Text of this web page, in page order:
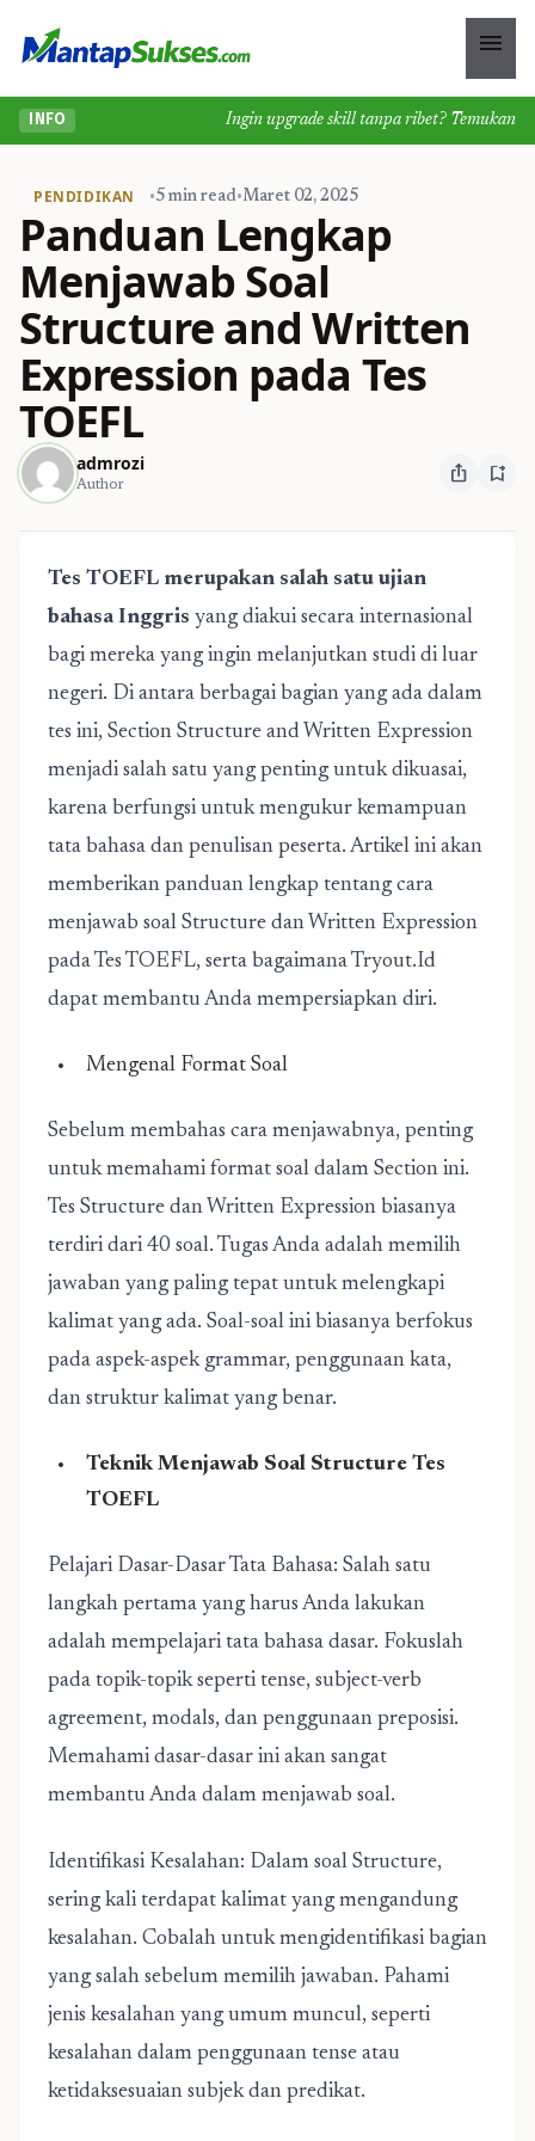
menu
INFO Ingin upgrade skill tanpa ribet? Temukan
PENDIDIKAN •5 min read•Maret 02, 2025
Panduan Lengkap
Menjawab Soal
Structure and Written
Expression pada Tes
TOEFL
admrozi
Author ios_share bookmark_add
Tes TOEFL merupakan salah satu ujian
bahasa Inggris yang diakui secara internasional
bagi mereka yang ingin melanjutkan studi di luar
negeri. Di antara berbagai bagian yang ada dalam
tes ini, Section Structure and Written Expression
menjadi salah satu yang penting untuk dikuasai,
karena berfungsi untuk mengukur kemampuan
tata bahasa dan penulisan peserta. Artikel ini akan
memberikan panduan lengkap tentang cara
menjawab soal Structure dan Written Expression
pada Tes TOEFL, serta bagaimana Tryout.Id
dapat membantu Anda mempersiapkan diri.
Mengenal Format Soal
Sebelum membahas cara menjawabnya, penting
untuk memahami format soal dalam Section ini.
Tes Structure dan Written Expression biasanya
terdiri dari 40 soal. Tugas Anda adalah memilih
jawaban yang paling tepat untuk melengkapi
kalimat yang ada. Soal-soal ini biasanya berfokus
pada aspek-aspek grammar, penggunaan kata,
dan struktur kalimat yang benar.
Teknik Menjawab Soal Structure Tes
TOEFL
Pelajari Dasar-Dasar Tata Bahasa: Salah satu
langkah pertama yang harus Anda lakukan
adalah mempelajari tata bahasa dasar. Fokuslah
pada topik-topik seperti tense, subject-verb
agreement, modals, dan penggunaan preposisi.
Memahami dasar-dasar ini akan sangat
membantu Anda dalam menjawab soal.
Identifikasi Kesalahan: Dalam soal Structure,
sering kali terdapat kalimat yang mengandung
kesalahan. Cobalah untuk mengidentifikasi bagian
yang salah sebelum memilih jawaban. Pahami
jenis kesalahan yang umum muncul, seperti
kesalahan dalam penggunaan tense atau
ketidaksesuaian subjek dan predikat.